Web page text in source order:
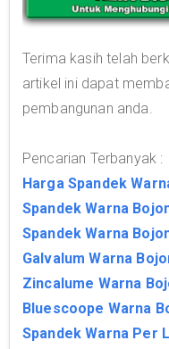
Terima kasih telah
artikel ini dapat
pembangunan anda.
Pencarian Terbanyak :
Harga Spandek
Spandek Warna
Spandek Warna
Galvalum Warna
Zincalume Warna
Bluescoope Warna
Spandek Warna Per